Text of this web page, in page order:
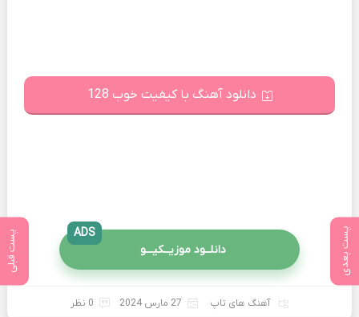
پست بعدی پست قبلی
دانلود آهنگ با کیفیت خوب 128
دانلــود موزیــکیـــو
ADS
آهنگ های تاپ 27 مارس 2024 0 نظر